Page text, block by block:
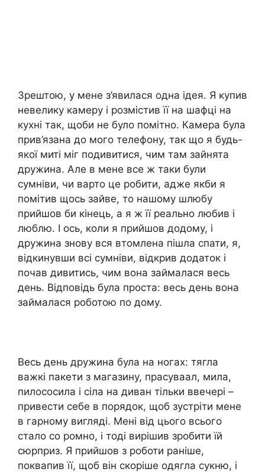
Зрештою, у мене з’явилася одна ідея. Я купив
невелику камеру і розмістив її на шафці на
кухні так, щоби не було помітно. Камера була
прив’язана до мого телефону, так що я будь-
якої миті міг подивитися, чим там зайнята
дружина. Але в мене все ж таки були
сумніви, чи варто це робити, адже якби я
помітив щось зайве, то нашому шлюбу
прийшов би кінець, а я ж її реально любив і
люблю. І ось, коли я прийшов додому, і
дружина знову вся втомлена пішла спати, я,
відкинувши всі сумніви, відкрив додаток і
почав дивитись, чим вона займалася весь
день. Відповідь була проста: весь день вона
займалася роботою по дому.
Весь день дружина була на ногах: тягла
важкі пакети з магазину, прасуваал, мила,
пилососила і сіла на диван тільки ввечері –
привести себе в порядок, щоб зустріти мене
в гарному вигляді. Мені від цього всього
стало со ромно, і тоді вирішив зробити їй
сюрприз. Я прийшов з роботи раніше,
поквапив її, щоб він скоріше одягла сукню, і